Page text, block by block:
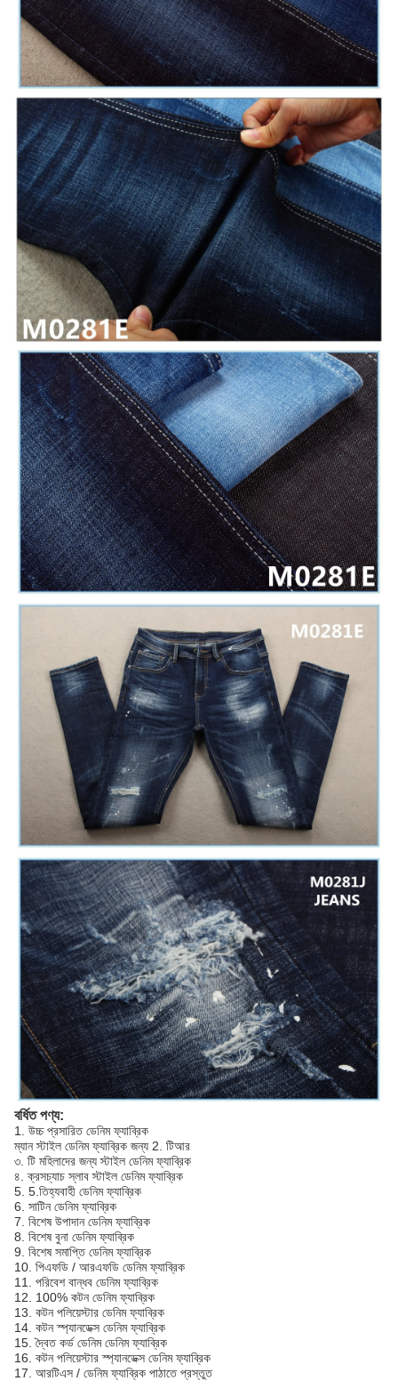
বর্ধিত পণ্য:
1. উচ্চ প্রসারিত ডেনিম ফ্যাব্রিক
ম্যান স্টাইল ডেনিম ফ্যাব্রিক জন্য 2. টিআর
৩. টি মহিলাদের জন্য স্টাইল ডেনিম ফ্যাব্রিক
৪. ক্রসচ্যাচ স্লাব স্টাইল ডেনিম ফ্যাব্রিক
5. 5.তিহ্যবাহী ডেনিম ফ্যাব্রিক
6. সাটিন ডেনিম ফ্যাব্রিক
7. বিশেষ উপাদান ডেনিম ফ্যাব্রিক
8. বিশেষ বুনা ডেনিম ফ্যাব্রিক
9. বিশেষ সমাপ্তি ডেনিম ফ্যাব্রিক
10. পিএফডি / আরএফডি ডেনিম ফ্যাব্রিক
11. পরিবেশ বান্ধব ডেনিম ফ্যাব্রিক
12. 100% কটন ডেনিম ফ্যাব্রিক
13. কটন পলিয়েস্টার ডেনিম ফ্যাব্রিক
14. কটন স্প্যানডেক্স ডেনিম ফ্যাব্রিক
15. দ্বৈত কর্ড ডেনিম ডেনিম ফ্যাব্রিক
16. কটন পলিয়েস্টার স্প্যানডেক্স ডেনিম ফ্যাব্রিক
17. আরটিএস / ডেনিম ফ্যাব্রিক পাঠাতে প্রস্তুত